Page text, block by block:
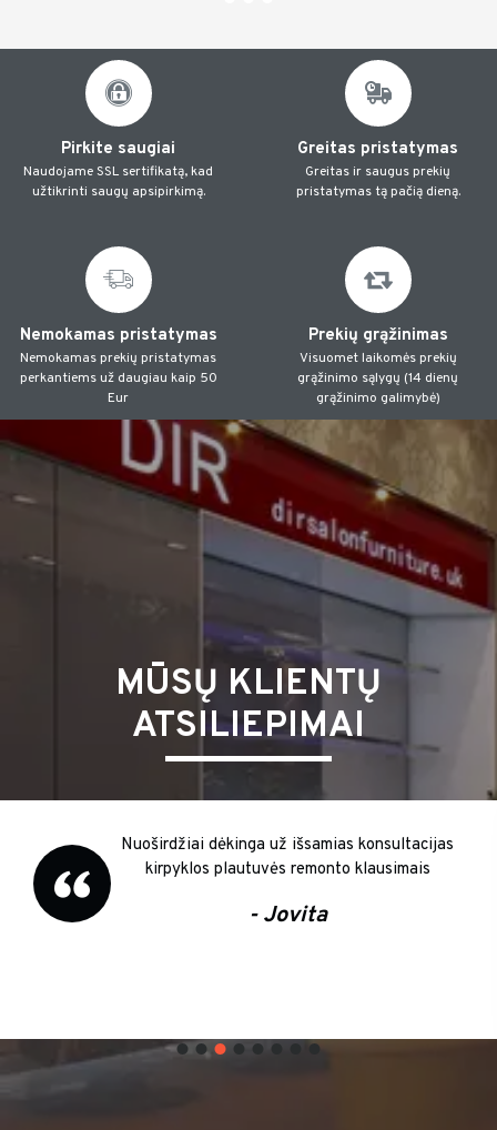
Pirkite saugiai
Naudojame SSL sertifikatą, kad
užtikrinti saugų apsipirkimą.
Greitas pristatymas
Greitas ir saugus prekių
pristatymas tą pačią dieną.
Nemokamas pristatymas
Nemokamas prekių pristatymas
perkantiems už daugiau kaip 50
Eur
Prekių grąžinimas
Visuomet laikomės prekių
grąžinimo sąlygų (14 dienų
grąžinimo galimybė)
MŪSŲ KLIENTŲ
ATSILIEPIMAI
Nuoširdžiai dėkinga už išsamias konsultacijas
kirpyklos plautuvės remonto klausimais
- Jovita